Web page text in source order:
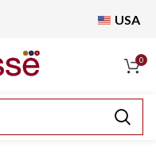
USA
0